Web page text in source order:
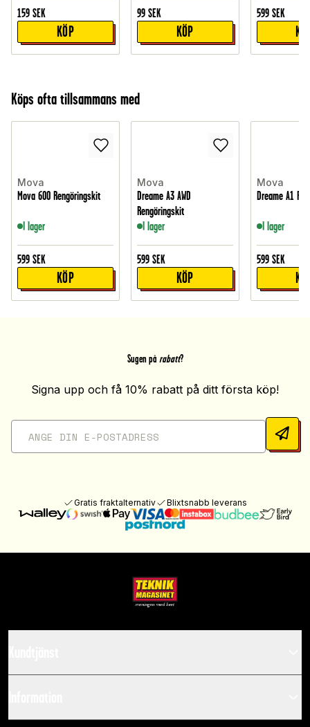
159 SEK
KÖP
99 SEK
KÖP
599 SEK
Köps ofta tillsammans med
Mova
Mova 600 Rengöringskit
I lager
599 SEK
KÖP
Mova
Dreame A3 AWD
Rengöringskit
I lager
599 SEK
KÖP
Mova
Dreame A1
I lager
599 SEK
Sugen på rabatt?
Signa upp och få 10% rabatt på ditt första köp!
Gratis fraktalternativ Blixtsnabb leverans